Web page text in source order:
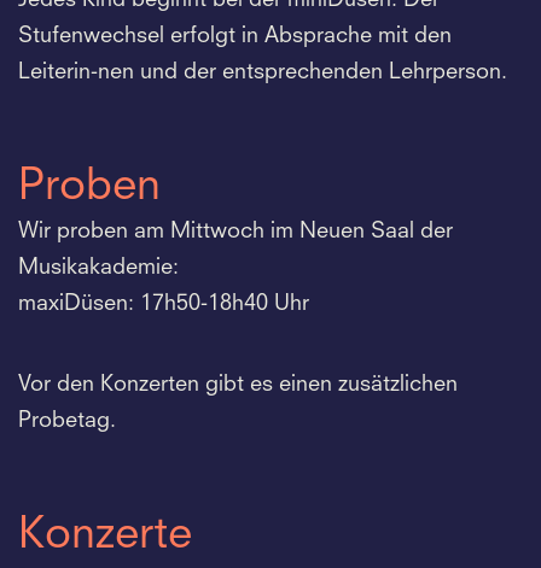
Stufenwechsel erfolgt in Absprache mit den
Leiterin-nen und der entsprechenden Lehrperson.
Proben
Wir proben am Mittwoch im Neuen Saal der
Musikakademie:
maxiDüsen: 17h50-18h40 Uhr
Vor den Konzerten gibt es einen zusätzlichen
Probetag.
Konzerte